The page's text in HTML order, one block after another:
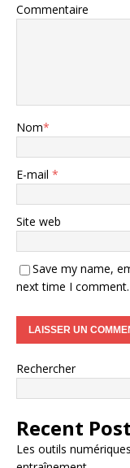
Commentaire
Nom*
E-mail *
Site web
Save my name,
next time I comment.
Rechercher
Recent
Les outils